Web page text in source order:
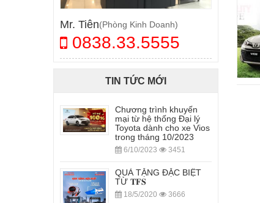
Mr. Tiên(Phòng Kinh Doanh)
0838.33.5555
TIN TỨC MỚI
Chương trình khuyến
mại từ hệ thống Đại lý
Toyota dành cho xe Vios
trong tháng 10/2023
6/10/2023 3451
QUÀ TẶNG ĐẶC BIỆT
TỪ 𝐓𝐅𝐒
18/5/2020 3666